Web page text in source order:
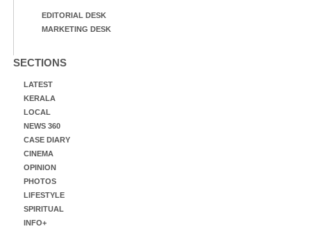
EDITORIAL DESK
MARKETING DESK
SECTIONS
LATEST
KERALA
LOCAL
NEWS 360
CASE DIARY
CINEMA
OPINION
PHOTOS
LIFESTYLE
SPIRITUAL
INFO+